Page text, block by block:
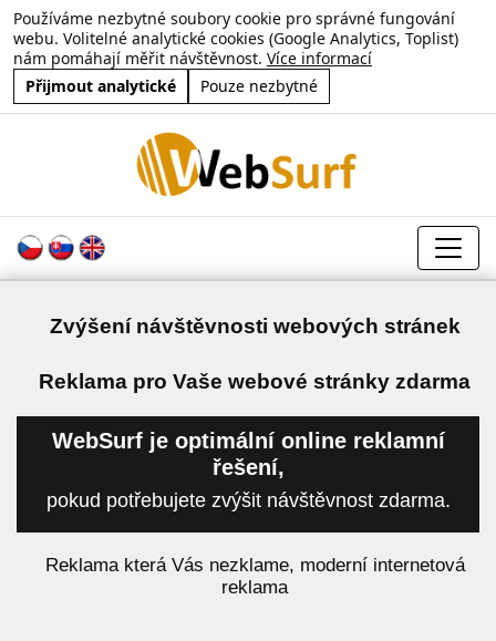
Používáme nezbytné soubory cookie pro správné fungování
webu. Volitelné analytické cookies (Google Analytics, Toplist)
nám pomáhají měřit návštěvnost. Více informací
Přijmout analytické
Pouze nezbytné
Zvýšení návštěvnosti webových stránek
Reklama pro Vaše webové stránky zdarma
WebSurf je optimální online reklamní
řešení,
pokud potřebujete zvýšit návštěvnost zdarma.
Reklama která Vás nezklame, moderní internetová
reklama